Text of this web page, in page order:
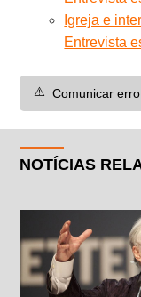
Igreja e
Entrevista
⚠️ Comunicar erro
NOTÍCIAS